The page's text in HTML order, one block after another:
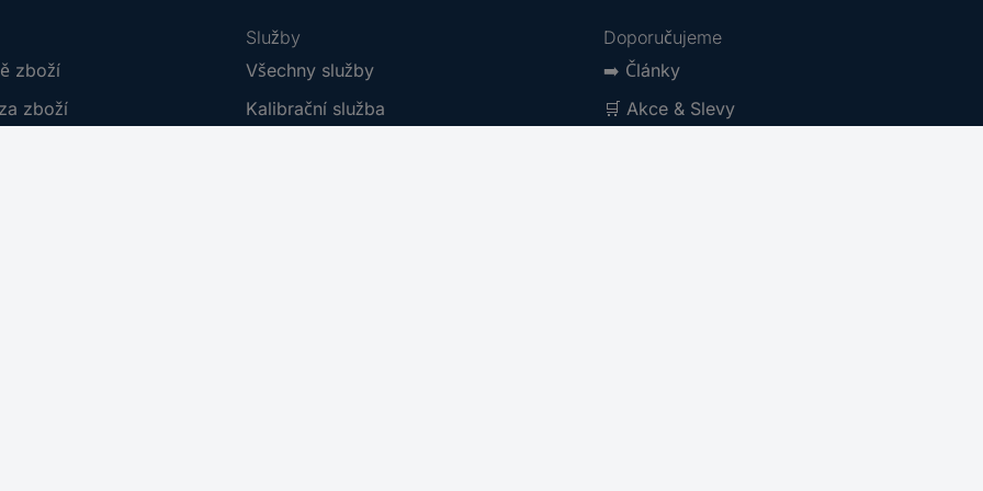
zboží
zboží
Služby
Všechny služby
Kalibrační služba
Doporučujeme
➡️ Články
🛒 Akce & Slevy